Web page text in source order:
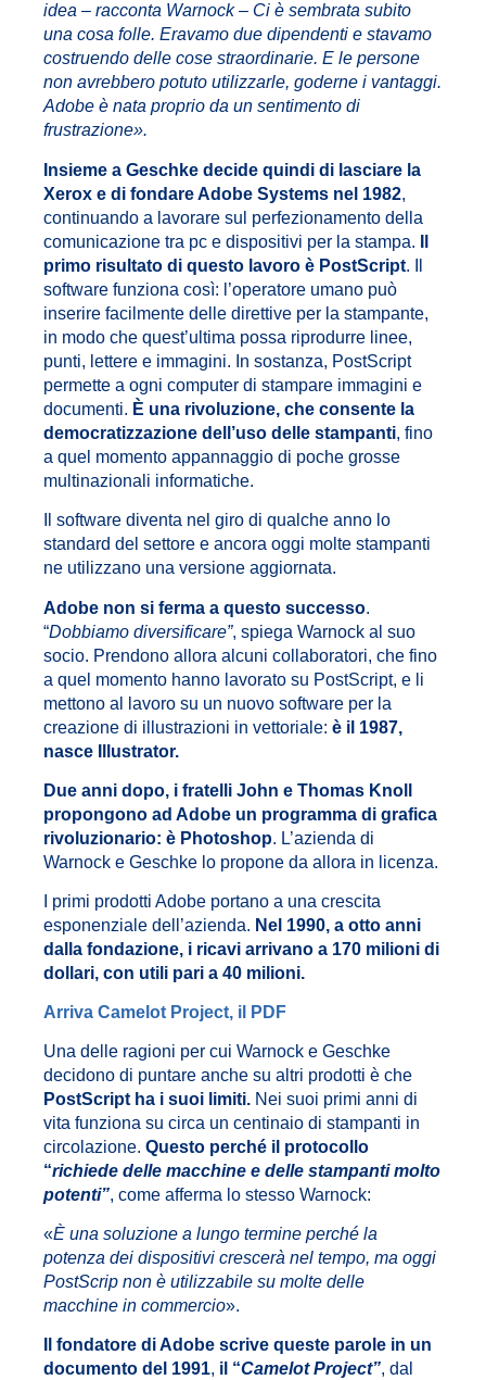
idea – racconta Warnock– Ci è sembrata subito
una cosa folle. Eravamo due dipendenti e stavamo
costruendo delle cose straordinarie. E le persone
non avrebbero potuto utilizzarle, goderne i vantaggi.
Adobe è nata proprio da un sentimento di
frustrazione».
Insieme a Geschke decide quindi di lasciare la
Xerox e di fondare Adobe Systems nel 1982,
continuando a lavorare sul perfezionamento della
comunicazione tra pc e dispositivi per la stampa.
primo risultato di questo lavoro è PostScript. Il
software funziona così: l’operatore umano può
inserire facilmente delle direttive per la stampante,
in modo che quest’ultima possa riprodurre linee,
punti, lettere e immagini. In sostanza, PostScript
permette a ogni computer di stampare immagini e
documenti. È una rivoluzione, che consente la
democratizzazione dell’uso delle stampanti, fino
a quel momento appannaggio di poche grosse
multinazionali informatiche.
Il software diventa nel giro di qualche anno lo
standard del settore e ancora oggi molte stampanti
ne utilizzano una versione aggiornata.
Adobe non si ferma a questo successo.
“Dobbiamo diversificare”, spiega Warnock al suo
socio. Prendono allora alcuni collaboratori, che fino
a quel momento hanno lavorato su PostScript, e li
mettono al lavoro su un nuovo software per la
creazione di illustrazioni in vettoriale: è il 1987,
nasce Illustrator.
Due anni dopo, i fratelli John e Thomas Knoll
propongono ad Adobe un programma di grafica
rivoluzionario: è Photoshop. L’azienda di
Warnock e Geschke lo propone da allora in licenza.
I primi prodotti Adobe portano a una crescita
esponenziale dell’azienda. Nel 1990, a otto anni
dalla fondazione, i ricavi arrivano a 170 milioni di
dollari, con utili pari a 40 milioni.
Arriva Camelot Project, il PDF
Una delle ragioni per cui Warnock e Geschke
decidono di puntare anche su altri prodotti è che
PostScript ha i suoi limiti. Nei suoi primi anni di
vita funziona su circa un centinaio di stampanti in
circolazione. Questo perché il protocollo
“richiede delle macchine e delle stampanti molto
potenti”, come afferma lo stesso Warnock:
«È una soluzione a lungo termine perché la
potenza dei dispositivi crescerà nel tempo, ma oggi
PostScrip non è utilizzabile su molte delle
macchine in commercio».
Il fondatore di Adobe scrive queste parole in un
documento del 1991, il “Camelot Project”, dal